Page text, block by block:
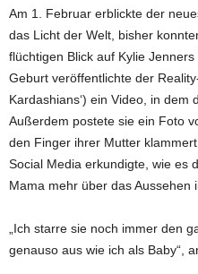
Am 1. Februar erblickte der
das Licht der Welt, bisher
flüchtigen Blick auf Kylie
Geburt veröffentlichte der
Kardashians‘) ein Video, in dem
Außerdem postete sie ein Foto
den Finger ihrer Mutter
Social Media erkundigte, wie es
Mama mehr über das Aussehen
„Ich starre sie noch immer den
genauso aus wie ich als Baby“,